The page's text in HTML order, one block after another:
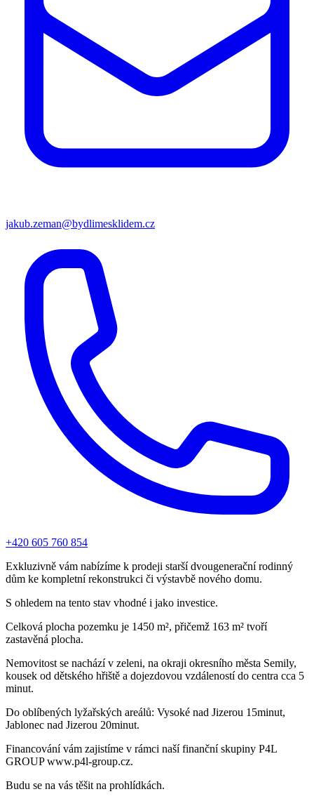
jakub.zeman@bydlimesklidem.cz
+420 605 760 854
Exkluzivně vám nabízíme k prodeji starší dvougenerační rodinný
dům ke kompletní rekonstrukci či výstavbě nového domu.
S ohledem na tento stav vhodné i jako investice.
Celková plocha pozemku je 1450 m², přičemž 163 m² tvoří
zastavěná plocha.
Nemovitost se nachází v zeleni, na okraji okresního města Semily,
kousek od dětského hřiště a dojezdovou vzdáleností do centra cca 5
minut.
Do oblíbených lyžařských areálů: Vysoké nad Jizerou 15minut,
Jablonec nad Jizerou 20minut.
Financování vám zajistíme v rámci naší finanční skupiny P4L
GROUP www.p4l-group.cz.
Budu se na vás těšit na prohlídkách.